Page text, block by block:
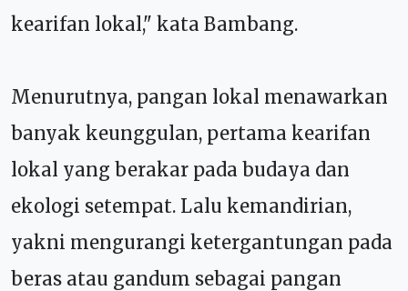
kearifan lokal," kata Bambang.
Menurutnya, pangan lokal menawarkan
banyak keunggulan, pertama kearifan
lokal yang berakar pada budaya dan
ekologi setempat. Lalu kemandirian,
yakni mengurangi ketergantungan pada
beras atau gandum sebagai pangan